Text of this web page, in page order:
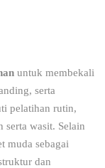
untuk membekali
serta
pelatihan rutin,
serta wasit. Selain
muda sebagai
dan